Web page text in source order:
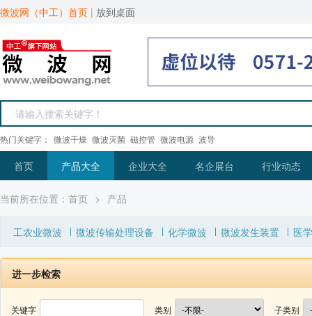
微波网（中工）首页 | 放到桌面
热门关键字： 微波干燥 微波灭菌 磁控管 微波电源 波导
首页 产品大全 企业大全 名企展台 行业动态
当前所在位置： 首页 > 产品
工农业微波 微波传输处理设备 化学微波 微波发生装置 医
进一步检索
关键字 类别 子类别